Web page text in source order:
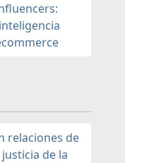
relaciones de
de la